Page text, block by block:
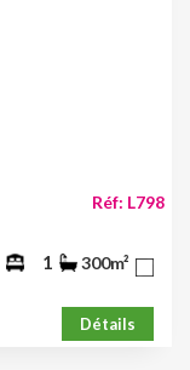
Réf: L798
1 300m²
Détails